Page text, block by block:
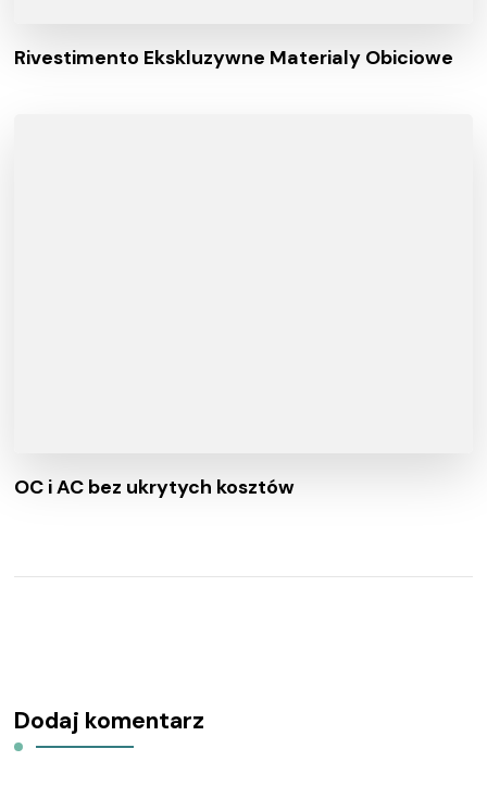
Rivestimento Ekskluzywne Materialy Obiciowe
OC i AC bez ukrytych kosztów
Dodaj komentarz